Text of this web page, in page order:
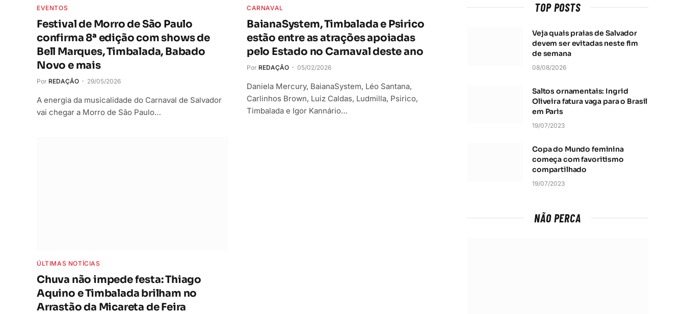
EVENTOS
Festival de Morro de São Paulo
confirma 8ª edição com shows de
Bell Marques, Timbalada, Babado
Novo e mais
Por REDAÇÃO 29/05/2026
A energia da musicalidade do Carnaval de Salvador
vai chegar a Morro de São Paulo…
CARNAVAL
BaianaSystem, Timbalada e Psirico
estão entre as atrações apoiadas
pelo Estado no Carnaval deste ano
Por REDAÇÃO 05/02/2026
Daniela Mercury, BaianaSystem, Léo Santana,
Carlinhos Brown, Luiz Caldas, Ludmilla, Psirico,
Timbalada e Igor Kannário…
ÚLTIMAS NOTÍCIAS
Chuva não impede festa: Thiago
Aquino e Timbalada brilham no
Arrastão da Micareta de Feira
TOP POSTS
Veja quais praias de Salvador
devem ser evitadas neste fim
de semana
08/08/2026
Saltos ornamentais: Ingrid
Oliveira fatura vaga para o Brasil
em Paris
19/07/2023
Copa do Mundo feminina
começa com favoritismo
compartilhado
19/07/2023
NÃO PERCA